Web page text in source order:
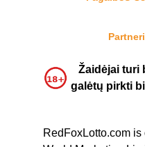
Žaidėjai turi
galėtų pirkti
RedFoxLotto.com